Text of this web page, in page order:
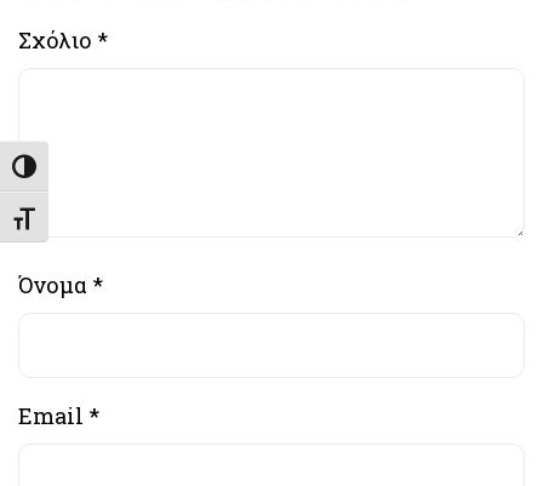
Εναλλαγή Υψηλής Αντίθεσης
Εναλλαγή Μεγέθους Γραμμάτων
Σχόλιο *
Όνομα *
Email *